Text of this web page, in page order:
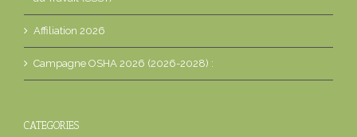
Affiliation 2026
Campagne OSHA 2026 (2026-2028) :
CATEGORIES